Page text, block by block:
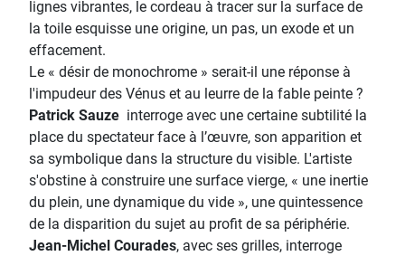
lignes vibrantes, le cordeau à tracer sur la surface de
la toile esquisse une origine, un pas, un exode et un
effacement.
Le « désir de monochrome » serait-il une réponse à
l'impudeur des Vénus et au leurre de la fable peinte ?
Patrick Sauze interroge avec une certaine subtilité la
place du spectateur face à l’œuvre, son apparition et
sa symbolique dans la structure du visible. L'artiste
s'obstine à construire une surface vierge, « une inertie
du plein, une dynamique du vide », une quintessence
de la disparition du sujet au profit de sa périphérie.
Jean-Michel Courades, avec ses grilles, interroge